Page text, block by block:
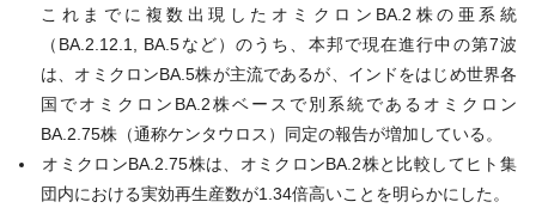
これまでに複数出現したオミクロンBA.2株の亜系統
（BA.2.12.1, BA.5など）のうち、本邦で現在進行中の第7波
は、オミクロンBA.5株が主流であるが、インドをはじめ世界各
国でオミクロンBA.2株ベースで別系統であるオミクロン
BA.2.75株（通称ケンタウロス）同定の報告が増加している。
オミクロンBA.2.75株は、オミクロンBA.2株と比較してヒト集
団内における実効再生産数が1.34倍高いことを明らかにした。